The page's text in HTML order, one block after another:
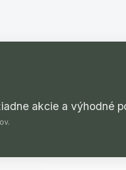
akcie a výhodné